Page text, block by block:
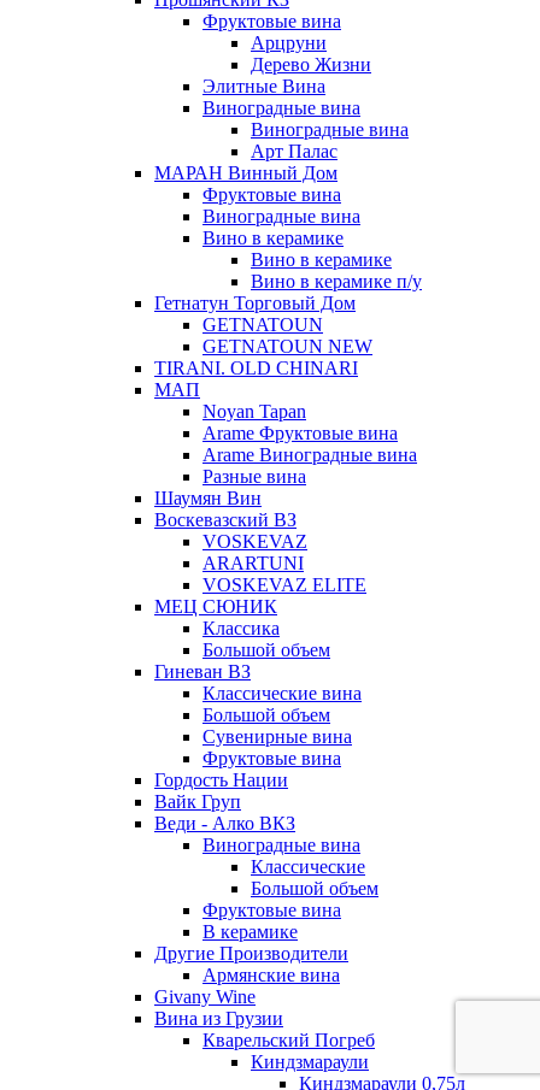
Фруктовые вина
Арцруни
Дерево Жизни
Элитные Вина
Виноградные вина
Виноградные вина
Арт Палас
МАРАН Винный Дом
Фруктовые вина
Виноградные вина
Вино в керамике
Вино в керамике
Вино в керамике п/у
Гетнатун Торговый Дом
GETNATOUN
GETNATOUN NEW
TIRANI. OLD CHINARI
МАП
Noyan Tapan
Arame Фруктовые вина
Arame Виноградные вина
Разные вина
Шаумян Вин
Воскевазский ВЗ
VOSKEVAZ
ARARTUNI
VOSKEVAZ ELITE
МЕЦ СЮНИК
Классика
Большой объем
Гиневан ВЗ
Классические вина
Большой объем
Сувенирные вина
Фруктовые вина
Гордость Нации
Вайк Груп
Веди - Алко ВКЗ
Виноградные вина
Классические
Большой объем
Фруктовые вина
В керамике
Другие Производители
Армянские вина
Givany Wine
Вина из Грузии
Кварельский Погреб
Киндзмараули
Киндзмараули 0,75л